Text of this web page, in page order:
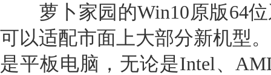
萝卜家园的Win10原版64位
可以适配市面上大部分新机型
是平板电脑，无论是Intel、